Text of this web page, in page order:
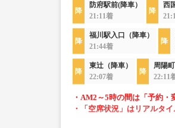
防府駅前(降車）
21:11着
西
福川駅入口（降車）
21:44着
東辻（降車）
22:07着
周陽
22:11
・AM2～5時の間は「予約・
・「空席状況」はリアルタ